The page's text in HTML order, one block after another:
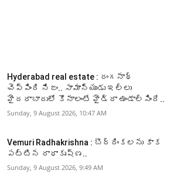
Hyderabad real estate : రంగనాథ్
చెప్పింది నిజం.. సామాన్యుడు ఇల్లు
హైదరాబాదులో కొనాలంటే హైడ్రా ఉండాల్సిందే..
Sunday, 9 August 2026, 10:47 AM
Vemuri Radhakrishna : బొద్దింకలను కాక
పట్టిన రాధాకృష్ణ..
Sunday, 9 August 2026, 9:49 AM